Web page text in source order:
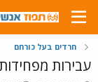
חרדים בעל כורחם
עבירות